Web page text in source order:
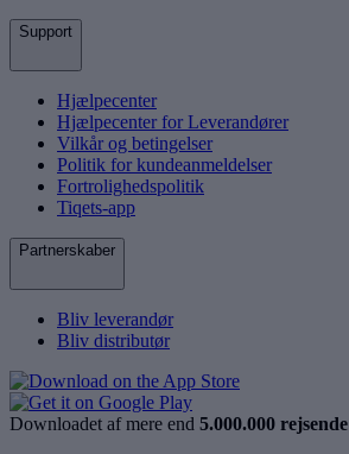
Support
Hjælpecenter
Hjælpecenter for Leverandører
Vilkår og betingelser
Politik for kundeanmeldelser
Fortrolighedspolitik
Tiqets-app
Partnerskaber
Bliv leverandør
Bliv distributør
Downloadet af mere end 5.000.000 rejsende